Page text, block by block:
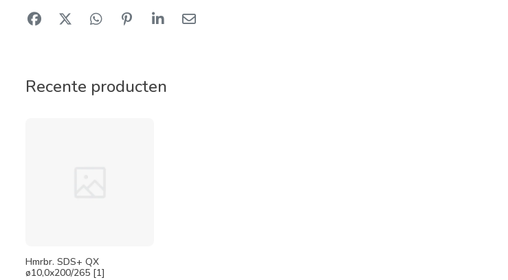
Recente producten
Hmrbr. SDS+ QX
ø10,0x200/265 [1]